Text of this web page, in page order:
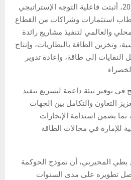
من الانبعاثات الكربونية 2030، أثبتت فاعلية التوجه الإستراتيجي
استثمارات وشراكات من القطاع
والعالمي لتنفيذ مشاريع رائدة
وتخزين الطاقة بالبطاريات، وإنتاج
النفايات إلى طاقة، وإعادة تدوير
توفير بيئة داعمة لتسريع تنفيذ
التعاون والتكامل بين الجهات
بما يضمن استدامة الإنجازات
للإمارة في مجالات الطاقة
بطي المحيربي، أن نموذج الحوكمة
تطويره على مدى السنوات